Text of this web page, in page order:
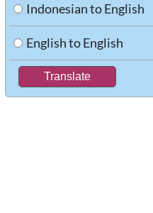
Indonesian to English
English to English